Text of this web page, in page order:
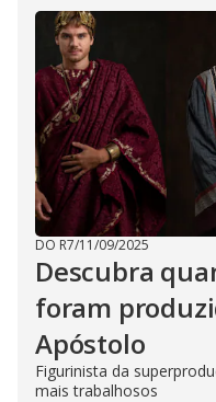
DO R7/11/09/2025
Descubra
foram
Apóstolo
Figurinista da
mais trabalhosos